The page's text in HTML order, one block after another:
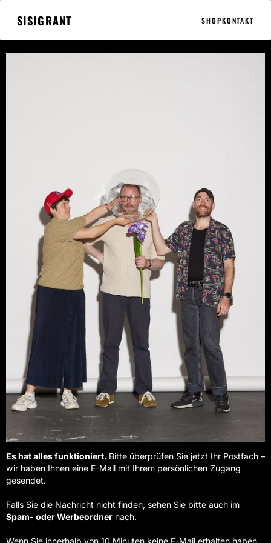
SISIGRANT SHOPKONTAKT
Es hat alles funktioniert. Bitte überprüfen Sie jetzt Ihr Postfach –
wir haben Ihnen eine E-Mail mit Ihrem persönlichen Zugang
gesendet.
Falls Sie die Nachricht nicht finden, sehen Sie bitte auch im
Spam- oder Werbeordner nach.
Wenn Sie innerhalb von 10 Minuten keine E-Mail erhalten haben